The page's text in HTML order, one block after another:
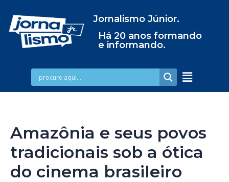
Jornalismo Júnior.
Há 20 anos formando
e informando.
Amazônia e seus povos
tradicionais sob a ótica
do cinema brasileiro